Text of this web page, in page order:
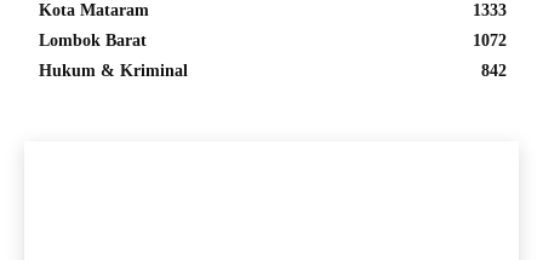
Kota Mataram
1333
Lombok Barat
1072
Hukum & Kriminal
842